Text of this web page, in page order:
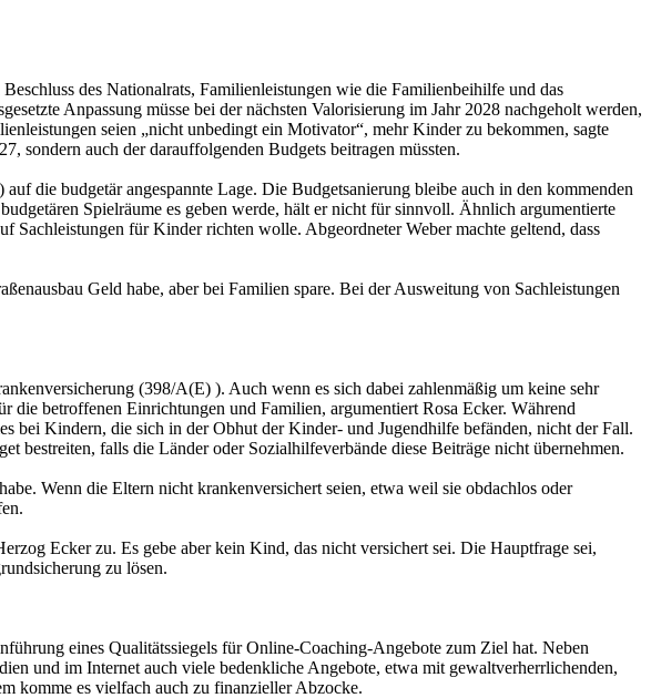
des Nationalrats, Familienleistungen wie die Familienbeihilfe und das
Anpassung müsse bei der nächsten Valorisierung im Jahr 2028 nachgeholt werden,
seien „nicht unbedingt ein Motivator“, mehr Kinder zu bekommen, sagte
sondern auch der darauffolgenden Budgets beitragen müssten.
die budgetär angespannte Lage. Die Budgetsanierung bleibe auch in den kommenden
Spielräume es geben werde, hält er nicht für sinnvoll. Ähnlich argumentierte
Sachleistungen für Kinder richten wolle. Abgeordneter Weber machte geltend, dass
Geld habe, aber bei Familien spare. Bei der Ausweitung von Sachleistungen
(398/A(E) ). Auch wenn es sich dabei zahlenmäßig um keine sehr
die betroffenen Einrichtungen und Familien, argumentiert Rosa Ecker. Während
bei Kindern, die sich in der Obhut der Kinder- und Jugendhilfe befänden, nicht der Fall.
bestreiten, falls die Länder oder Sozialhilfeverbände diese Beiträge nicht übernehmen.
Wenn die Eltern nicht krankenversichert seien, etwa weil sie obdachlos oder
Ecker zu. Es gebe aber kein Kind, das nicht versichert sei. Die Hauptfrage sei,
zu lösen.
eines Qualitätssiegels für Online-Coaching-Angebote zum Ziel hat. Neben
und im Internet auch viele bedenkliche Angebote, etwa mit gewaltverherrlichenden,
komme es vielfach auch zu finanzieller Abzocke.